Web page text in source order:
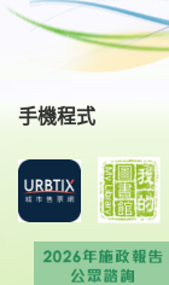
手機程式